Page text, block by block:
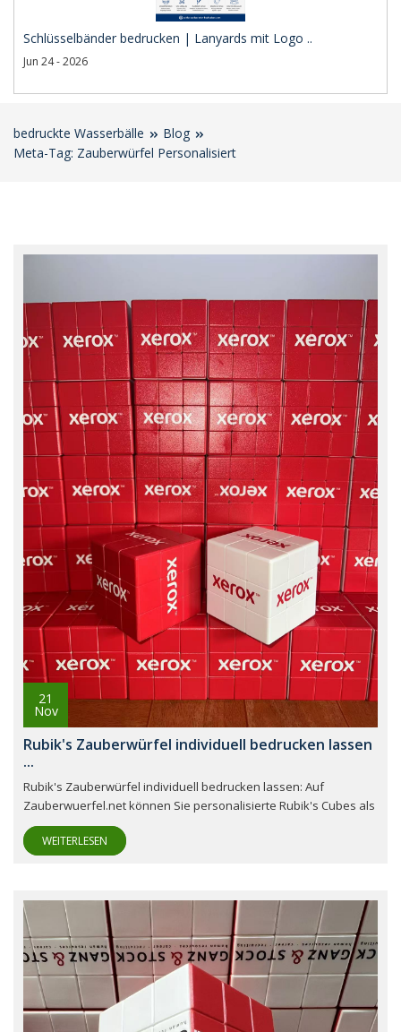
Schlüsselbänder bedrucken | Lanyards mit Logo ..
Jun 24 - 2026
bedruckte Wasserbälle
Blog
Meta-Tag: Zauberwürfel Personalisiert
21
Nov
Rubik's Zauberwürfel individuell bedrucken lassen
...
Rubik's Zauberwürfel individuell bedrucken lassen: Auf
Zauberwuerfel.net können Sie personalisierte Rubik's Cubes als
WEITERLESEN